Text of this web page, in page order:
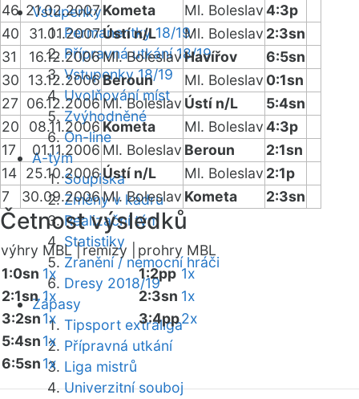
Vstupenky
Permanentky 18/19
Přípravná utkání 18/19
Vstupenky 18/19
Uvolňování míst
Zvýhodněné
On-line
A-tým
Soupiska
Změny v kádru
Realizační tým
Statistiky
Zranění / nemocní hráči
Dresy 2018/19
Zápasy
Tipsport extraliga
Přípravná utkání
Liga mistrů
Univerzitní souboj
46 21.02.2007Kometa Ml. Boleslav4:3p
40
31.01.2007Ústí n/L Ml. Boleslav 2:3sn
31
16.12.2006Ml. BoleslavHavířov
6:5sn
30
13.12.2006Beroun Ml. Boleslav 0:1sn
27 06.12.2006 Ml. Boleslav Ústí n/L
5:4sn
20
08.11.2006Kometa Ml. Boleslav4:3p
17
01.11.2006 Ml. Boleslav Beroun
2:1sn
14 25.10.2006Ústí n/L Ml. Boleslav 2:1p
7
30.09.2006Ml. Boleslav Kometa 2:3sn
Četnost výsledků
výhry MBL |remízy |
prohry MBL
1:0sn 1x
2:1sn 1x
3:2sn1x
5:4sn1x
6:5sn1x
1:2pp 1x
2:3sn 1x
3:4pp2x